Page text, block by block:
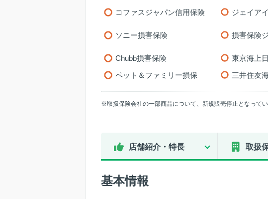
コファスジャパン信用保険
ジェイア
ソニー損害保険 損害保険
Chubb損害保険
東京海上
ペット＆ファミリー損保
三井住友
※取扱保険会社の一部商品について、新規販売停止となって
店舗紹介・特長 取扱
基本情報